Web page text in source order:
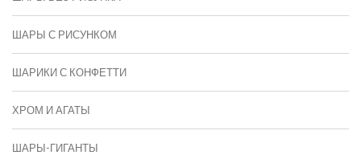
ШАРЫ С РИСУНКОМ
ШАРИКИ С КОНФЕТТИ
ХРОМ И АГАТЫ
ШАРЫ-ГИГАНТЫ